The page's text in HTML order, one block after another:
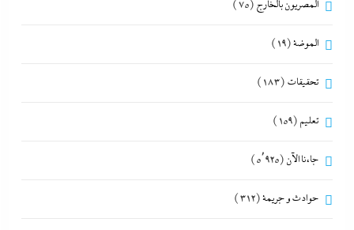
المصريون بالخارج (75)
الموضة(19)
تحقيقات (183)
تعليم (159)
جاءنا الآن (5٬925)
حوادث و جريمة(312)